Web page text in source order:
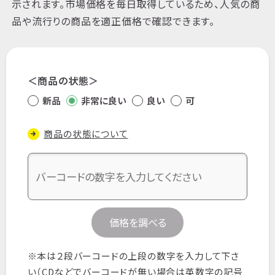
示されます。市場価格を毎日取得しているため、人気の商
品や流行りの商品を適正価格で確認できます。
商品の状態
新品 非常に良い 良い 可
商品の状態について
価格を調べる
※本は２段バーコードの上段の数字を入力して下さ
い（CDなどでバーコードが無い場合は英数字の記号